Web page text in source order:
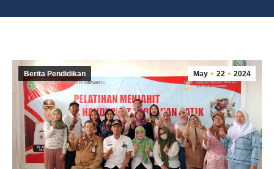
May 22 2024
Berita Pendidikan